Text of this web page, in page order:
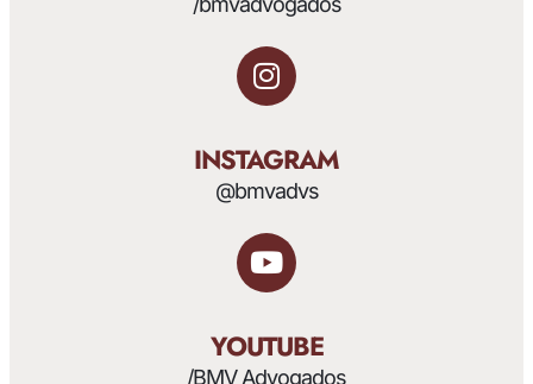
INSTAGRAM
@bmvadvs
YOUTUBE
/BMV Advogados